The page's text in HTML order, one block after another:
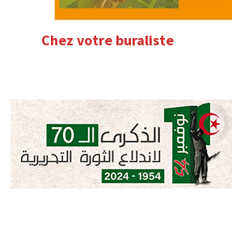
Chez votre buraliste